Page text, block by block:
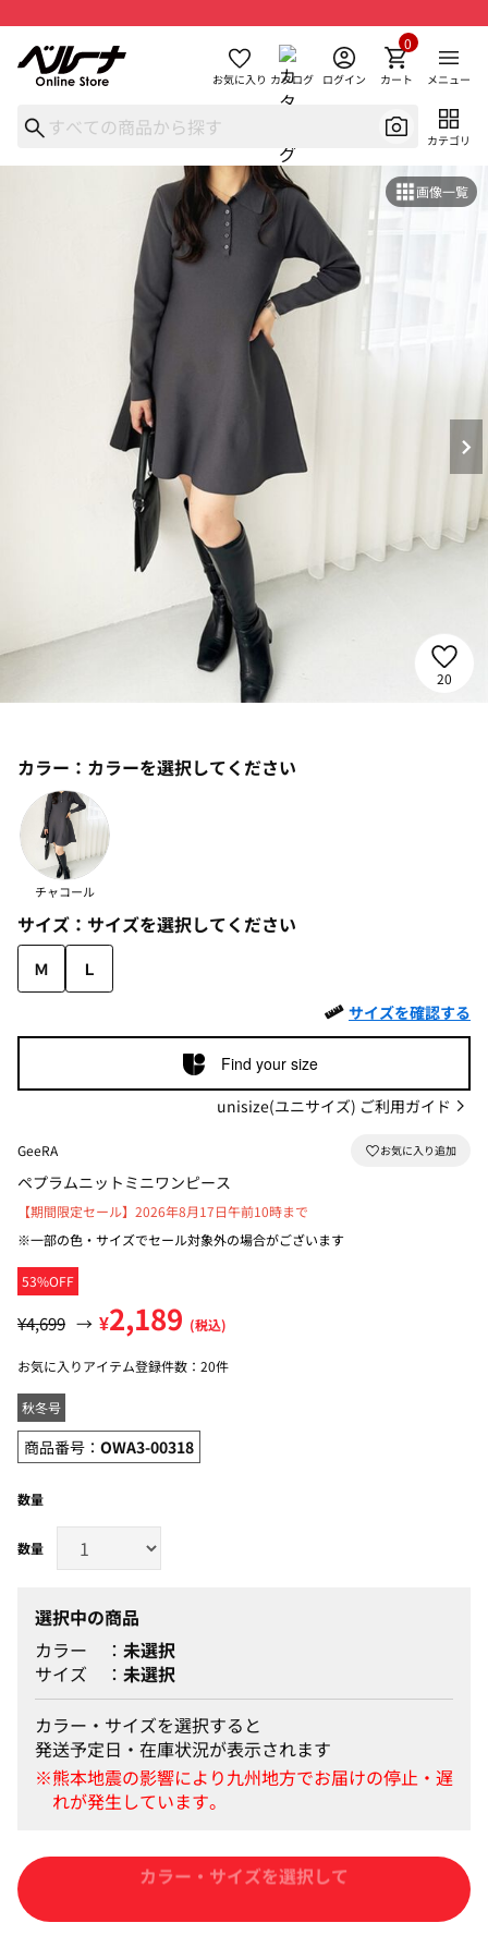
お気に入り カタログ ログイン カート
0
メニュー
カテゴリ
画像一覧
20
カラー： カラーを選択してください
チャコール
サイズ： サイズを選択してください
Ｍ
Ｌ
サイズを確認する
Find your size
unisize(ユニサイズ) ご利用ガイド
GeeRA
ペプラムニットミニワンピース
53%OFF
【期間限定セール】2026年8月17日午前10時まで
※一部の色・サイズでセール対象外の場合がございます
¥4,699 → ¥2,189 (税込)
お気に入りアイテム登録件数： 20件
秋冬号
商品番号： OWA3-00318
数量
選択中の商品
カラー
未選択
サイズ
未選択
カラー・サイズを選択すると
発送予定日・在庫状況が表示されます
カートに入れる